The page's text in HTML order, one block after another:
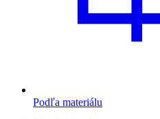
Podľa materiálu